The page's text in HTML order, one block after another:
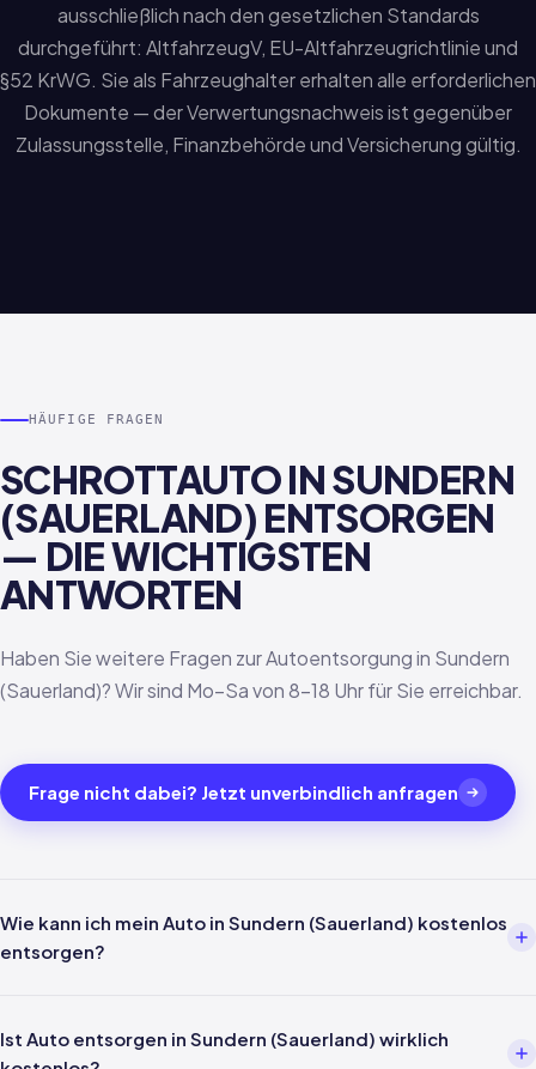
ausschließlich nach den gesetzlichen Standards
durchgeführt: AltfahrzeugV, EU-Altfahrzeugrichtlinie und
§52 KrWG. Sie als Fahrzeughalter erhalten alle erforderlichen
Dokumente — der Verwertungsnachweis ist gegenüber
Zulassungsstelle, Finanzbehörde und Versicherung gültig.
HÄUFIGE FRAGEN
SCHROTTAUTO IN SUNDERN
(SAUERLAND) ENTSORGEN
— DIE WICHTIGSTEN
ANTWORTEN
Haben Sie weitere Fragen zur Autoentsorgung in Sundern
(Sauerland)? Wir sind Mo–Sa von 8–18 Uhr für Sie erreichbar.
Frage nicht dabei? Jetzt unverbindlich anfragen
Wie kann ich mein Auto in Sundern (Sauerland) kostenlos
entsorgen?
WhatsApp melden — wir kümmern uns um alles weitere inklusive
Ist Auto entsorgen in Sundern (Sauerland) wirklich